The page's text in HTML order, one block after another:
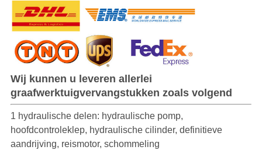
Wij kunnen u leveren allerlei
graafwerktuigvervangstukken zoals volgend
1 hydraulische delen: hydraulische pomp,
hoofdcontroleklep, hydraulische cilinder, definitieve
aandrijving, reismotor, schommeling